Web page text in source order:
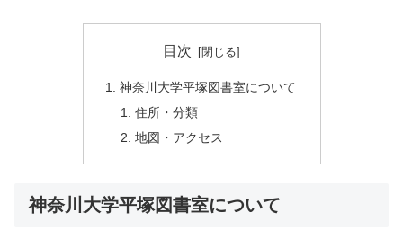
目次
神奈川大学平塚図書室について
住所・分類
地図・アクセス
神奈川大学平塚図書室について